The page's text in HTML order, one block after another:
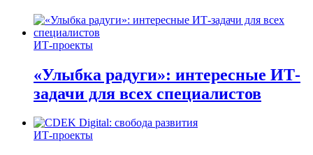
ИТ-проекты
«Улыбка радуги»: интересные ИТ-
задачи для всех специалистов
ИТ-проекты